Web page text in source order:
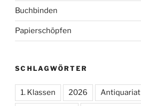
Buchbinden
Papierschöpfen
SCHLAGWÖRTER
1. Klassen 2026 Antiquariat